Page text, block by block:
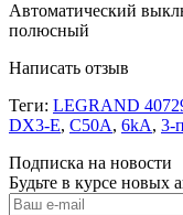
Автоматический
полюсный
Написать отзыв
Теги: LEGRAND
DX3-E, С50A, 6kA, 3-
Подписка на новости
Будьте в курсе новых